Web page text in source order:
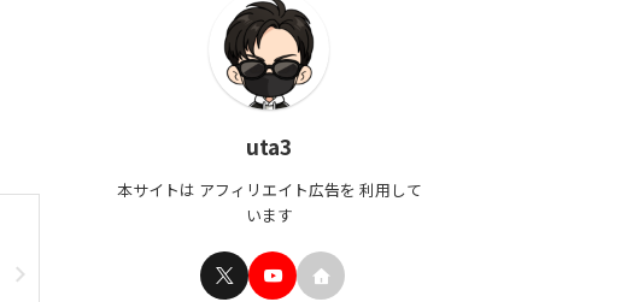
uta3
本サイトは アフィリエイト広告を 利用して
います